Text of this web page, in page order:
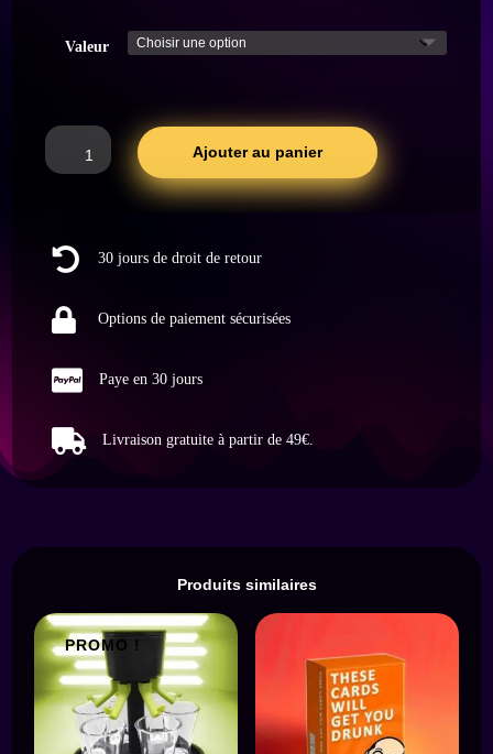
Valeur
quantité
de
Ajouter au panier
 30 jours de droit de retour
 Options de paiement sécurisées
 Paye en 30 jours
 Livraison gratuite à partir de 49€.
Produits similaires
PROMO !